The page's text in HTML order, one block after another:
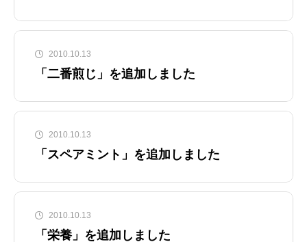
2010.10.13
「二番煎じ」を追加しました
2010.10.13
「スペアミント」を追加しました
2010.10.13
「栄養」を追加しました